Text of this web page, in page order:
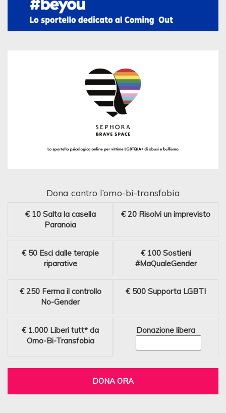
Dona contro l’omo-bi-transfobia
€ 10 Salta la casella
Paranoia
€ 20 Risolvi un imprevisto
€ 50 Esci dalle terapie
riparative
€ 100 Sostieni
#MaQualeGender
€ 250 Ferma il controllo
No-Gender
€ 500 Supporta LGBTI
€ 1.000 Liberi tutt* da
Omo-Bi-Transfobia
Donazione libera
DONA ORA